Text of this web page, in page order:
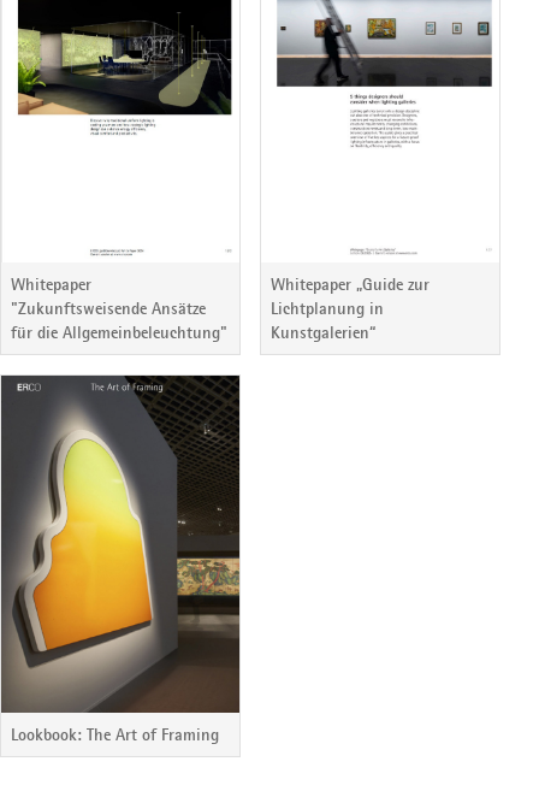
Whitepaper
"Zukunftsweisende Ansätze
für die Allgemeinbeleuchtung"
Whitepaper „Guide zur
Lichtplanung in
Kunstgalerien“
Lookbook: The Art of Framing